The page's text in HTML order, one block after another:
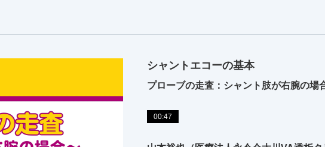
シャントエコーの基本
プローブの走査：シャント肢が右腕の場
00:47